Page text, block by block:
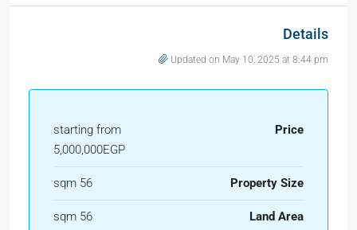
Details
Updated on May 10, 2025 at 8:44 pm
Price
starting from
5,000,000EGP
Property Size
56 sqm
Land Area
56 sqm